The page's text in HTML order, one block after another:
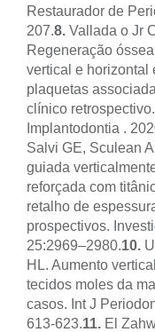
Restaurador de
207.8. Vallada o Jr
Regeneração
vertical e horizontal
plaquetas
clínico
Implantodontia .
Salvi GE, Sculean
guiada
reforçada com
retalho de
prospectivos.
25:2969–2980.10.
HL. Aumento
tecidos moles da
casos. Int J
613-623.11. El